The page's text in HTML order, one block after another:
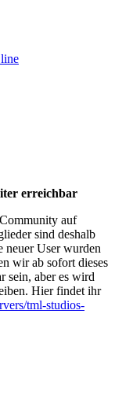
erreichbar
auf
sind deshalb
neuer User wurden
wir ab sofort dieses
sein, aber es wird
Hier findet ihr
tml-studios-